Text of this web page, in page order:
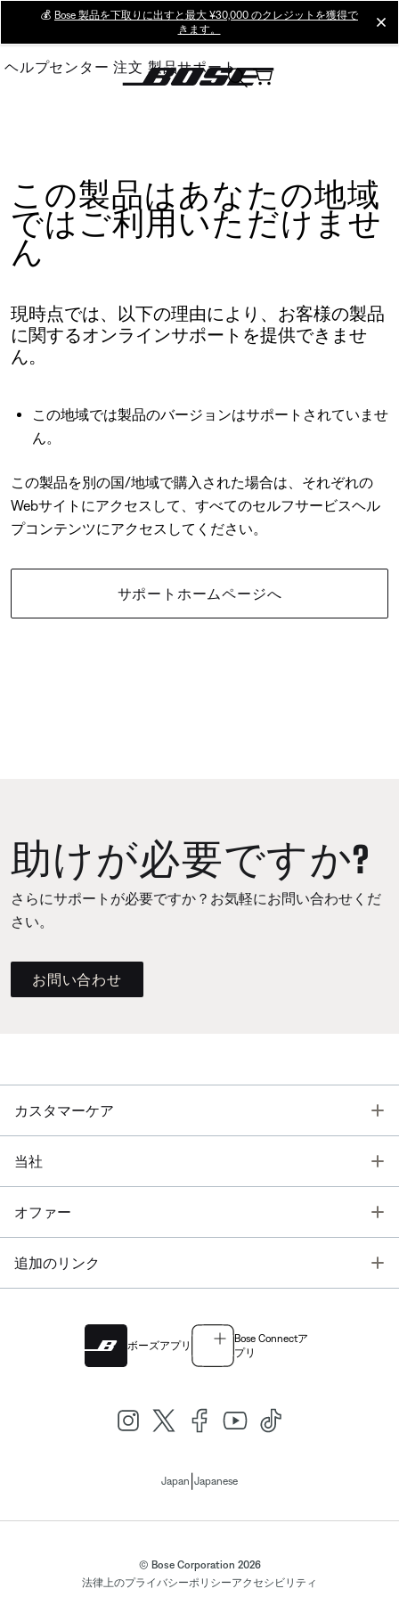
Main
💰 Bose 製品を下取りに出すと最大 ¥30,000 のクレジットを獲得で
きます。
ヘルプセンター 注文 製品サポート
この製品はあなたの地域
ではご利用いただけませ
ん
現時点では、以下の理由により、お客様の製品
に関するオンラインサポートを提供できませ
ん。
この地域では製品のバージョンはサポートされていませ
ん。
この製品を別の国/地域で購入された場合は、それぞれの
Webサイトにアクセスして、すべてのセルフサービスヘル
プコンテンツにアクセスしてください。
サポートホームページへ
助けが必要ですか?
さらにサポートが必要ですか？お気軽にお問い合わせくだ
さい。
お問い合わせ
カスタマーケア
当社
オファー
追加のリンク
ボーズアプリ
Bose Connectア
プリ
Japan Japanese
© Bose Corporation 2026
法律上のプライバシーポリシーアクセシビリティ